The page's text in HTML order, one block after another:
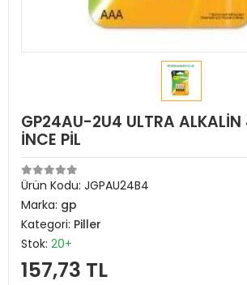
GP24AU-2U4 ULTRA ALKALİN
İNCE PİL
Ürün Kodu: JGPAU24B4
Marka: gp
Kategori: Piller
Stok: 20+
157,73 TL